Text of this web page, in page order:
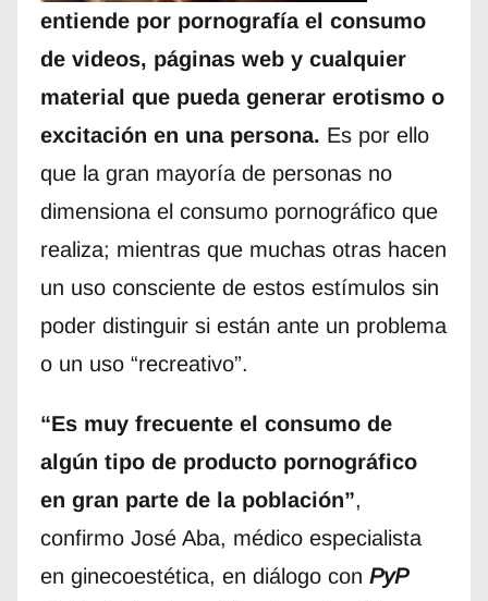
entiende por pornografía el consumo
de videos, páginas web y cualquier
material que pueda generar erotismo o
excitación en una persona. Es por ello
que la gran mayoría de personas no
dimensiona el consumo pornográfico que
realiza; mientras que muchas otras hacen
un uso consciente de estos estímulos sin
poder distinguir si están ante un problema
o un uso “recreativo”.
“Es muy frecuente el consumo de
algún tipo de producto pornográfico
en gran parte de la población”,
confirmo José Aba, médico especialista
en ginecoestética, en diálogo con PyP